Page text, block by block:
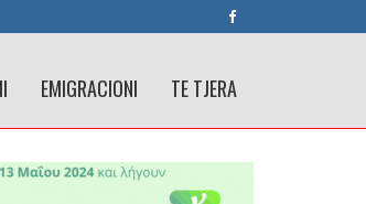
EMIGRACIONI TE TJERA